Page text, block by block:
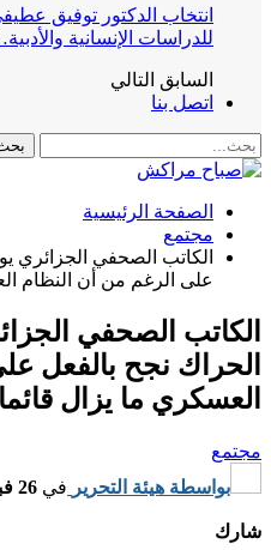
انتخاب الدكتور توفيق
للدراسات الإنسانية
السابق التالي
اتصل بنا
الصفحة الرئيسية
مجتمع
الكاتب الصحفي الجزائري
على الرغم من أن النظام
الكاتب الصحفي
الحراك نجح بالفعل
العسكري ما يزال قائما
مجتمع
بواسطة هيئة التحرير في 26 فبراير, 2021
شارك